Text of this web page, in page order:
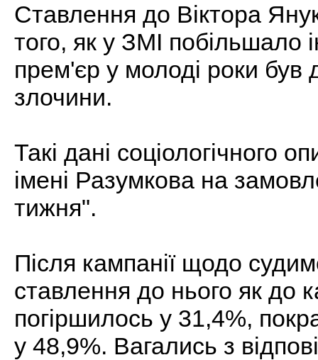
Ставлення до Віктора
того, як у ЗМІ побільшало
прем'єр у молоді роки був
злочини.
Такі дані соціологічного
імені Разумкова на
тижня".
Після кампанії щодо
ставлення до нього як до
погіршилось у 31,4%,
у 48,9%. Вагались з